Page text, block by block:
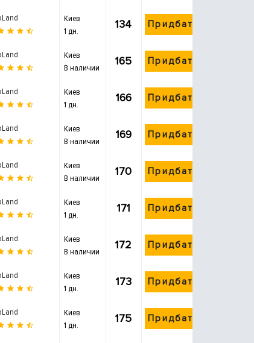
Киев
1 дн.
134 Придбати
Киев
В наличии
165 Придбати
Киев
1 дн.
166 Придбати
Киев
В наличии
169 Придбати
Киев
В наличии
170 Придбати
Киев
1 дн.
171 Придбати
Киев
В наличии
172 Придбати
Киев
1 дн.
173 Придбати
Киев
1 дн.
175 Придбати